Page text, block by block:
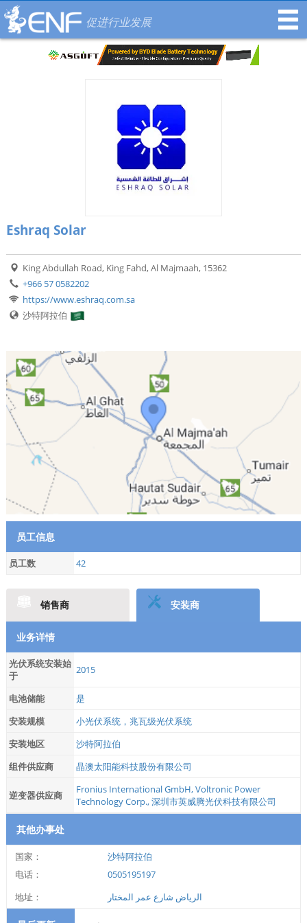
促进行业发展
Eshraq Solar
King Abdullah Road, King Fahd, Al Majmaah, 15362
+966 57 0582202
https://www.eshraq.com.sa
沙特阿拉伯
员工信息
员工数 42
销售商 安装商
业务详情
光伏系统安装始
于
2015
电池储能
是
安装规模
小光伏系统，兆瓦级光伏系统
安装地区
沙特阿拉伯
组件供应商
晶澳太阳能科技股份有限公司
逆变器供应商 Fronius International GmbH,Voltronic Power
Technology Corp.,深圳市英威腾光伏科技有限公司
其他办事处
国家：
沙特阿拉伯
电话：
0505195197
地址：
الرياض شارع عمر المختار